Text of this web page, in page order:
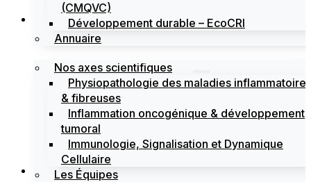
(CMQVC)
Développement durable – EcoCRI
Annuaire
Recherche
Nos axes scientifiques
Physiopathologie des maladies inflammatoires
& fibreuses
Inflammation oncogénique & développement
tumoral
Immunologie, Signalisation et Dynamique
Cellulaire
Les Équipes
Formations